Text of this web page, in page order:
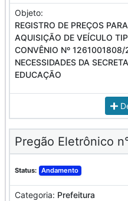
Objeto:
REGISTRO DE PREÇOS
AQUISIÇÃO DE VEÍCULO
CONVÊNIO Nº 1261001808/
NECESSIDADES DA
EDUCAÇÃO
Pregão Eletrônico
Status: Andamento
Categoria: Prefeitura